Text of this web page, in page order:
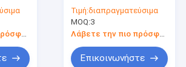
Λάβετε την πιο πρόσφατη τιμή
εικονοκυττάρου
βιομηχανική
αισθητήρας Himax
HM5532
Τιμή:διαπραγματεύσιμα
MOQ:3
Επικοινωνήστε